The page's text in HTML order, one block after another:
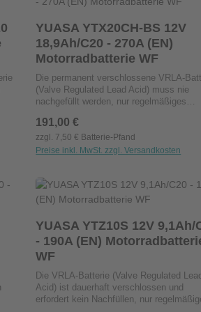
dreimal längere Lebensdauer als
Vibrationswiderstand macht sie zu den
zuverlässigsten Batterien auf dem Markt
YUASA YTX20CH-BS 12V
18,9Ah/C20 - 270A (EN)
Motorradbatterie WF
Die permanent verschlossene VRLA-
(Valve Regulated Lead Acid) muss nie
nachgefüllt werden, nur regelmäßiges
Motorräder, Scooter, Geländefahrzeuge,
Aufsitzmäher oder Jet-Skis.Die
auslaufsichere Bauweise verhindert
signifikantEin Sulfatierungs-Hemmstoff
reduziert die schädliche
signifikantDiese wartungsfreien
Hochleistungs-Batterien bieten eine bis
dreimal längere Lebensdauer als
herkömmliche BatterienDer hohe
Vibrationswiderstand macht sie zu den
Regulärer Preis:
191,00 €
zzgl. 7,50 € Batterie-Pfand
Preise inkl. MwSt. zzgl. Versandkosten
benutze die
gewünschten Wert
Produkt Anzahl: Gib
Stck
YUASA YTZ10S 12V 9,1Ah/
- 190A (EN)
WF
Die VRLA-Batterie (Valve Regulated Lead
Acid) ist dauerhaft verschlossen und
erfordert kein Nachfüllen, nur